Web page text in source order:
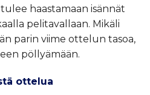
tulee haastamaan isännät
pelitavallaan. Mikäli
parin viime ottelun tasoa,
pöllyämään.
ottelua